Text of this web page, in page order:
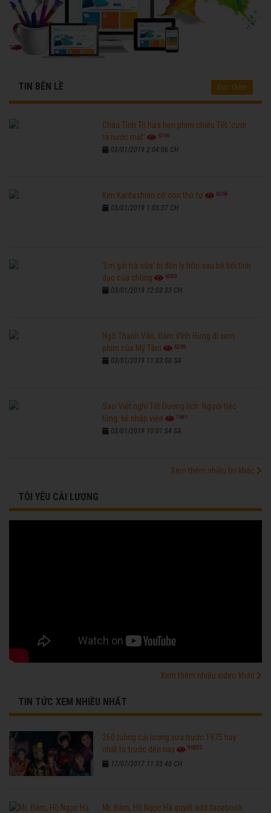
TIN BÊN LỀ Đọc thêm
Châu Tinh Trì hứa hẹn phim chiếu Tết 'cười
ra nước mắt'
6769
03/01/2019 2:04:06 CH
Kim Kardashian có con thứ tư 6268
03/01/2019 1:03:37 CH
'Em gái trà sữa' bị đồn ly hôn sau bê bối tình
dục của chồng
6589
03/01/2019 12:03:33 CH
Ngô Thanh Vân, Đàm Vĩnh Hưng đi xem
phim của Mỹ Tâm
6269
03/01/2019 11:03:00 SA
Sao Việt nghỉ Tết Dương lịch: Người tiệc
tùng, kẻ nhập viện
7681
03/01/2019 10:01:54 SA
Xem thêm nhiều tin khác
TÔI YÊU CẢI LƯƠNG
Xem thêm nhiều video khác
TIN TỨC XEM NHIỀU NHẤT
260 tuồng cải lương xưa trước 1975 hay
nhất từ trước đến nay
96202
17/07/2017 11:33:48 CH
Mr. Đàm, Hồ Ngọc Hà quyết add facebook